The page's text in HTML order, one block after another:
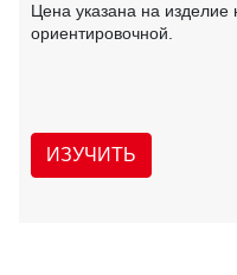
Цена указана на изделие
ориентировочной.
ИЗУЧИТЬ